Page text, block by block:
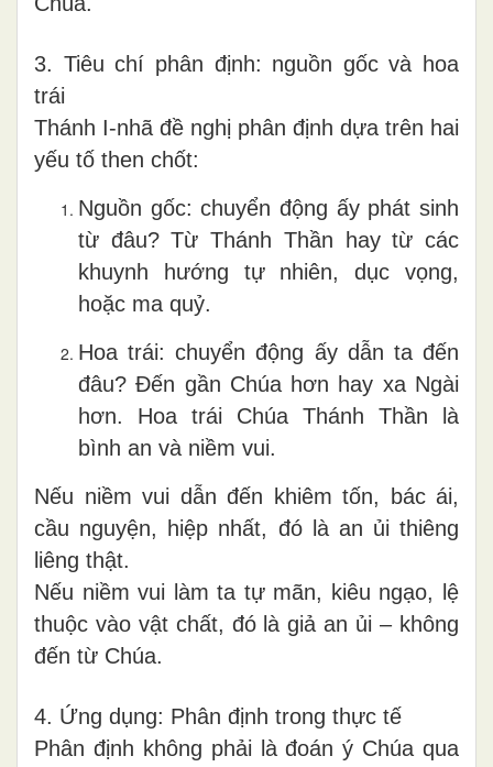
3. Tiêu chí phân định: nguồn gốc và hoa
trái
Thánh I-nhã đề nghị phân định dựa trên hai
yếu tố then chốt:
Nguồn gốc: chuyển động ấy phát sinh
từ đâu? Từ Thánh Thần hay từ các
khuynh hướng tự nhiên, dục vọng,
hoặc ma quỷ.
Hoa trái: chuyển động ấy dẫn ta đến
đâu? Đến gần Chúa hơn hay xa Ngài
hơn. Hoa trái Chúa Thánh Thần là
bình an và niềm vui.
Nếu niềm vui dẫn đến khiêm tốn, bác ái,
cầu nguyện, hiệp nhất, đó là an ủi thiêng
liêng thật.
Nếu niềm vui làm ta tự mãn, kiêu ngạo, lệ
thuộc vào vật chất, đó là giả an ủi – không
đến từ Chúa.
4. Ứng dụng: Phân định trong thực tế
Phân định không phải là đoán ý Chúa qua